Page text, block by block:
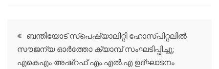
Post
navigation
ബന്തിയോട് സ്പെഷ്യാലിറ്റി ഹോസ്പിറ്റലിൽ
സൗജന്യ ഓർത്തോ ക്യാമ്പ് സംഘടിപ്പിച്ചു;
എകെഎം അഷ്റഫ് എം.എൽ.എ ഉദ്ഘാടനം